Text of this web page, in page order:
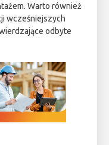
Warto również
wcześniejszych
odbyte